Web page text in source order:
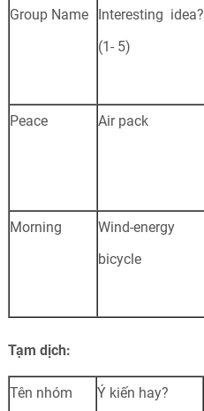
Group Name
Interesting idea?
(1- 5)
Peace Air pack
Morning
Wind-energy
bicycle
Tạm dịch:
Tên nhóm Ý kiến hay?